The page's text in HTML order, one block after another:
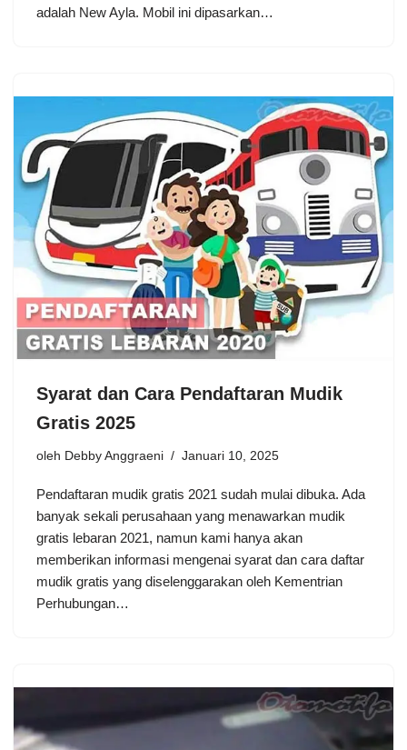
adalah New Ayla. Mobil ini dipasarkan…
Syarat dan Cara Pendaftaran Mudik
Gratis 2025
oleh Debby Anggraeni Januari 10, 2025
Pendaftaran mudik gratis 2021 sudah mulai dibuka. Ada
banyak sekali perusahaan yang menawarkan mudik
gratis lebaran 2021, namun kami hanya akan
memberikan informasi mengenai syarat dan cara daftar
mudik gratis yang diselenggarakan oleh Kementrian
Perhubungan…